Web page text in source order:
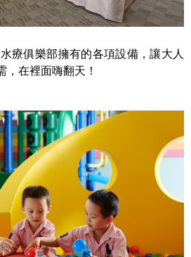
療俱樂部擁有的各項設備，讓大人
，在裡面嗨翻天！